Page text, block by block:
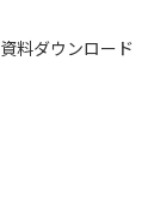
資料ダウンロード